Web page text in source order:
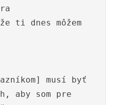
ti dnes môžem
musí byť
aby som pre